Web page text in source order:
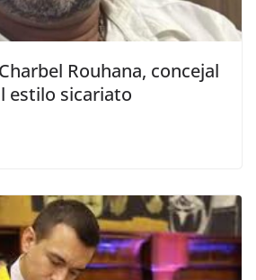
Rouhana, concejal
estilo sicariato